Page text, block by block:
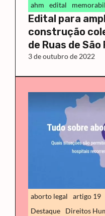
ahm edital
Edital para
construção
de Ruas de
3 de outubro de 2022
aborto legal artigo 19
Destaque
Direitos